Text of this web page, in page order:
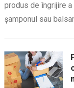
produs de îngrijire
șamponul sau